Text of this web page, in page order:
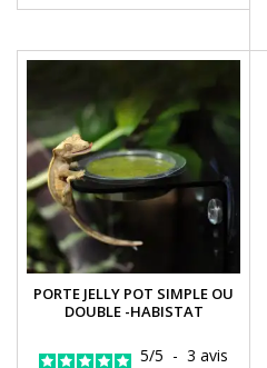
PORTE JELLY POT SIMPLE OU
DOUBLE -HABISTAT
5/5 - 3 avis